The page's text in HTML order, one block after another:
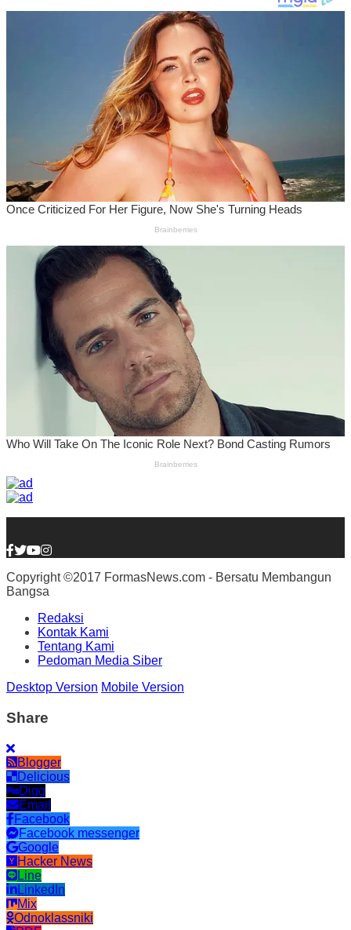
Copyright ©2017 FormasNews.com - Bersatu Membangun
Bangsa
Redaksi
Kontak Kami
Tentang Kami
Pedoman Media Siber
Desktop Version Mobile Version
Share
Blogger
Delicious
Digg
Email
Facebook
Facebook messenger
Google
Hacker News
Line
LinkedIn
Mix
Odnoklassniki